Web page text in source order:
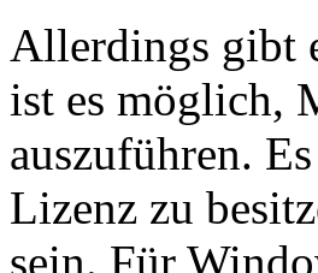
Allerdings gibt
ist es möglich,
auszuführen.
Lizenz zu
sein. Für